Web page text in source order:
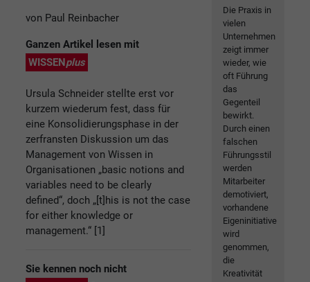
von Paul Reinbacher
Ganzen Artikel lesen mit
WISSENplus
Ursula Schneider stellte erst vor
kurzem wiederum fest, dass für
eine Konsolidierungsphase in der
zerfransten Diskussion um das
Management von Wissen in
Organisationen „basic notions and
variables need to be clearly
defined“, doch „[t]his is not the case
for either knowledge or
management.“ [1]
Sie kennen noch nicht
Die Praxis in
vielen
Unternehmen
zeigt immer
wieder, wie
oft Führung
das
Gegenteil
bewirkt.
Durch einen
falschen
Führungsstil
werden
Mitarbeiter
demotiviert,
vorhandene
Eigeninitiative
wird
genommen,
die
Kreativität